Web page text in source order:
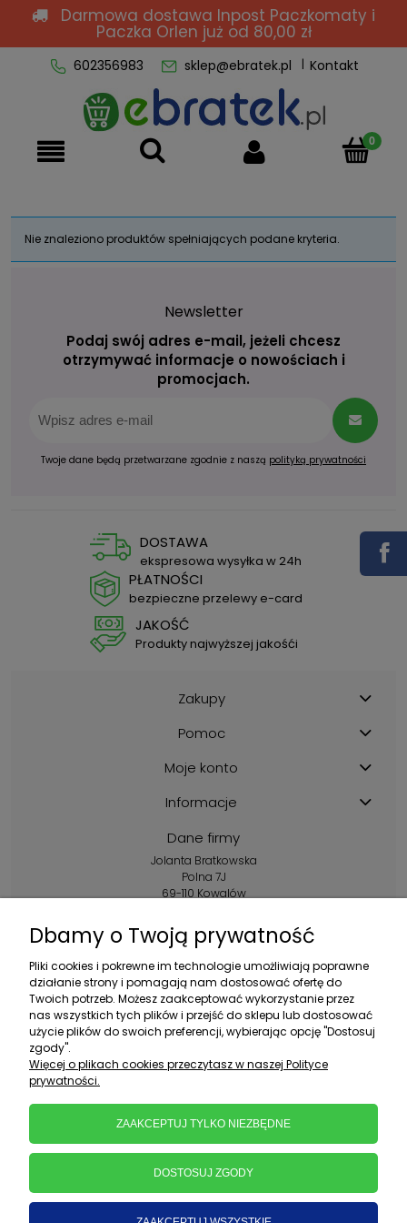
Darmowa dostawa Inpost Paczkomaty i
Paczka Orlen już od 80,00 zł
602356983 sklep@ebratek.pl Kontakt
Nie znaleziono produktów spełniających podane kryteria.
Newsletter
Podaj swój adres e-mail, jeżeli chcesz
otrzymywać informacje o nowościach i
promocjach.
Twoje dane będą przetwarzane zgodnie z naszą polityką prywatności
DOSTAWA
ekspresowa wysyłka w 24h
PŁATNOŚCI
bezpieczne przelewy e-card
JAKOŚĆ
Produkty najwyższej jakośći
Zakupy
Pomoc
Moje konto
Informacje
Dane firmy
Jolanta Bratkowska
Polna 7J
69-110 Kowalów
+48 602 356 983
pon.-pt.: 10:00-16:00
sklep@ebratek.pl
Dbamy o Twoją prywatność
Pliki cookies i pokrewne im technologie umożliwiają poprawne
działanie strony i pomagają nam dostosować ofertę do
Twoich potrzeb. Możesz zaakceptować wykorzystanie przez
nas wszystkich tych plików i przejść do sklepu lub dostosować
użycie plików do swoich preferencji, wybierając opcję "Dostosuj
zgody".
Więcej o plikach cookies przeczytasz w naszej Polityce
prywatności.
ZAAKCEPTUJ TYLKO NIEZBĘDNE
DOSTOSUJ ZGODY